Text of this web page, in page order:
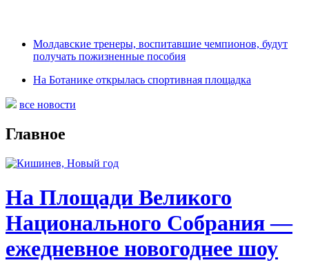
Молдавские тренеры, воспитавшие чемпионов, будут
получать пожизненные пособия
На Ботанике открылась спортивная площадка
все новости
Главное
На Площади Великого
Национального Собрания —
ежедневное новогоднее шоу